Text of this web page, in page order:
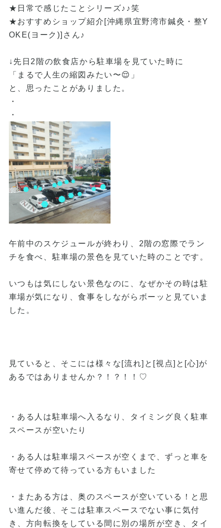
★日常で感じたことシリーズ♪♪笑
★おすすめショップ紹介[沖縄県宜野湾市鍼灸・整Y
OKE(ヨーク)]さん♪
↓先日2階の飲食店から駐車場を見ていた時に
「まるで人生の縮図みたい〜😌」
と、思ったことがありました。
・
・
午前中のスケジュールが終わり、2階の窓際でラン
チを食べ、駐車場の景色を見ていた時のことです。
いつもは気にしない景色なのに、なぜかその時は駐
車場が気になり、食事をしながらボーッと見ていま
した。
見ていると、そこには様々な[流れ]と[視点]と[心]が
あるではありませんか？！？！！♡
・ある人は駐車場へ入るなり、タイミング良く駐車
スペースが空いたり
・ある人は駐車場スペースが空くまで、ずっと車を
寄せて停めて待っている方もいました
・またある方は、奥のスペースが空いている！と思
い進んだ後、そこは駐車スペースでない事に気付
き、方向転換をしている間に別の場所が空き、タイ